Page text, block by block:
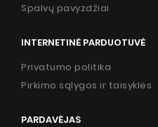
Spalvų pavyzdžiai
INTERNETINĖ PARDUOTUVĖ
Privatumo politika
Pirkimo sąlygos ir taisyklės
PARDAVĖJAS